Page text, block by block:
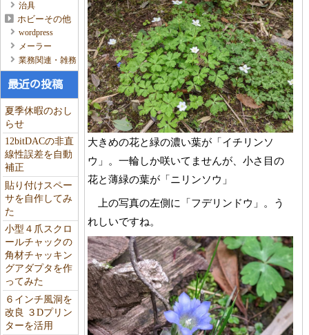
治具
ホビーその他
wordpress
メーラー
業務関連・雑務
最近の投稿
夏季休暇のおし
らせ
12bitDACの非直
線性誤差を自動
補正
貼り付けスペー
サを自作してみ
た
小型４爪スクロ
ールチャックの
角材チャッキン
グアダプタを作
ってみた
６インチ風洞を
改良 ３Dプリン
ターを活用
大きめの花と緑の濃い葉が「イチリンソ
ウ」。一輪しか咲いてませんが、小さ目の
花と薄緑の葉が「ニリンソウ」
上の写真の左側に「フデリンドウ」。う
れしいですね。